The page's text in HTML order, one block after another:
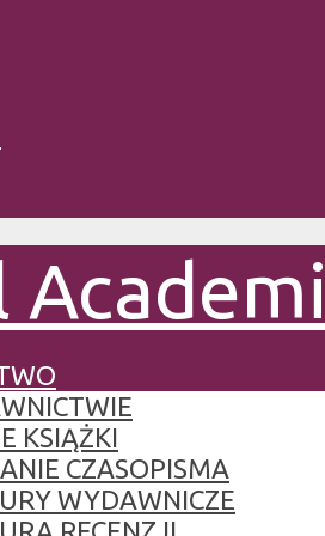
KSIĄŻKI
CZASOPISMA
WYDAWNICZE